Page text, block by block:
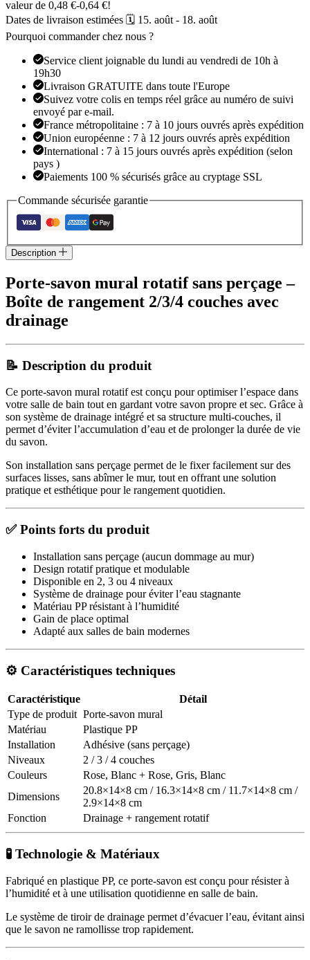
sans
perçage
valeur de 0,48 €-0,64 €!
Dates de livraison estimées 🗓️ 15. août - 18. août
Pourquoi commander chez nous ?
Service client joignable du lundi au vendredi de 10h à
19h30
Livraison GRATUITE dans toute l'Europe
Suivez votre colis en temps réel grâce au numéro de suivi
envoyé par e-mail.
France métropolitaine : 7 à 10 jours ouvrés après expédition
Union européenne : 7 à 12 jours ouvrés après expédition
International : 7 à 15 jours ouvrés après expédition (selon
pays )
Paiements 100 % sécurisés grâce au cryptage SSL
Commande sécurisée garantie
Description
Porte-savon mural rotatif sans perçage –
Boîte de rangement 2/3/4 couches avec
drainage
📝 Description du produit
Ce porte-savon mural rotatif est conçu pour optimiser l’espace dans
votre salle de bain tout en gardant votre savon propre et sec. Grâce à
son système de drainage intégré et sa structure multi-couches, il
permet d’éviter l’accumulation d’eau et de prolonger la durée de vie
du savon.
Son installation sans perçage permet de le fixer facilement sur des
surfaces lisses, sans abîmer le mur, tout en offrant une solution
pratique et esthétique pour le rangement quotidien.
✅ Points forts du produit
Installation sans perçage (aucun dommage au mur)
Design rotatif pratique et modulable
Disponible en 2, 3 ou 4 niveaux
Système de drainage pour éviter l’eau stagnante
Matériau PP résistant à l’humidité
Gain de place optimal
Adapté aux salles de bain modernes
⚙️ Caractéristiques techniques
Caractéristique
Détail
Type de produit Porte-savon mural
Matériau
Plastique PP
Installation
Adhésive (sans perçage)
Niveaux
2 / 3 / 4 couches
Couleurs
Rose, Blanc + Rose, Gris, Blanc
Dimensions
20.8×14×8 cm / 16.3×14×8 cm / 11.7×14×8 cm /
2.9×14×8 cm
Fonction
Drainage + rangement rotatif
🧪 Technologie & Matériaux
Fabriqué en plastique PP, ce porte-savon est conçu pour résister à
l’humidité et à une utilisation quotidienne en salle de bain.
Le système de tiroir de drainage permet d’évacuer l’eau, évitant ainsi
que le savon ne ramollisse trop rapidement.